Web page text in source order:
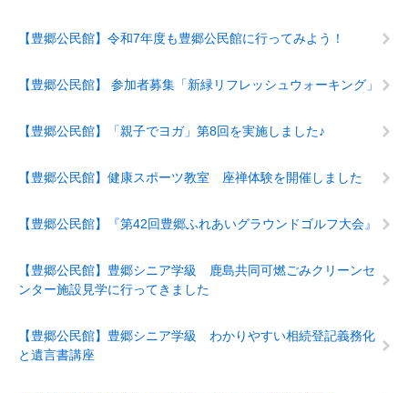
【豊郷公民館】令和7年度も豊郷公民館に行ってみよう！
【豊郷公民館】 参加者募集「新緑リフレッシュウォーキング」
【豊郷公民館】「親子でヨガ」第8回を実施しました♪
【豊郷公民館】健康スポーツ教室 座禅体験を開催しました
【豊郷公民館】『第42回豊郷ふれあいグラウンドゴルフ大会』
【豊郷公民館】豊郷シニア学級 鹿島共同可燃ごみクリーンセ
ンター施設見学に行ってきました
【豊郷公民館】豊郷シニア学級 わかりやすい相続登記義務化
と遺言書講座